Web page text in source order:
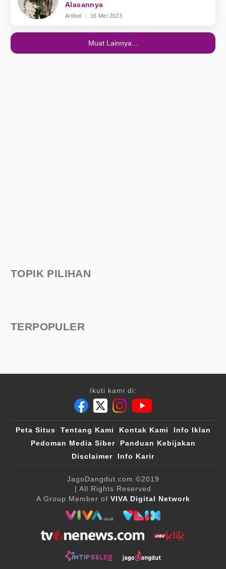
Alasannya
Artikel 16 Mei 2023
Muat Lainnya...
TOPIK PILIHAN
TERPOPULER
Ikuti kami di:
Peta Situs Tentang Kami Kontak Kami
Info Iklan
Pedoman Media Siber
Panduan Kebijakan
Disclaimer
Info Karir
JagoDangdut.com ©2019
| All Rights Reserved
A Group Member of VIVA Digital Network